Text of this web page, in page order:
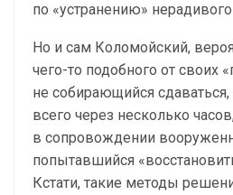
по «устранению» нерадивого
Но и сам Коломойский,
чего-то подобного от своих
не собирающийся
всего через несколько
в сопровождении
попытавшийся
Кстати, такие методы